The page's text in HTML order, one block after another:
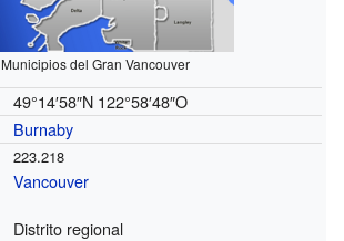
Municipios del Gran Vancouver
49°14′58″N 122°58′48″O
Burnaby
223.218
Vancouver
Distrito regional